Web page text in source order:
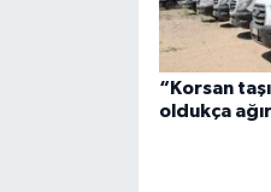
“Korsan
oldukça